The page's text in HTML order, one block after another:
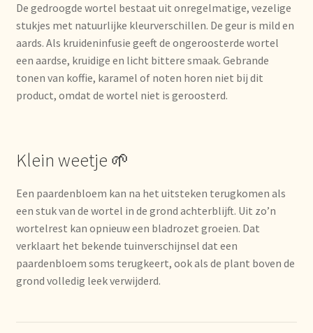
Multilingüismo.
Newsletter
Newsletter
Nuestra visión del té
Online shop
Onlineshop
Onze visie op thee
De gedroogde wortel bestaat uit onregelmatige, vezelige
stukjes met natuurlijke kleurverschillen. De geur is mild en
aards. Als kruideninfusie geeft de ongeroosterde wortel
een aardse, kruidige en licht bittere smaak. Gebrande
tonen van koffie, karamel of noten horen niet bij dit
product, omdat de wortel niet is geroosterd.
Klein weetje 🌱
Een paardenbloem kan na het uitsteken terugkomen als
een stuk van de wortel in de grond achterblijft. Uit zo’n
wortelrest kan opnieuw een bladrozet groeien. Dat
verklaart het bekende tuinverschijnsel dat een
paardenbloem soms terugkeert, ook als de plant boven de
grond volledig leek verwijderd.